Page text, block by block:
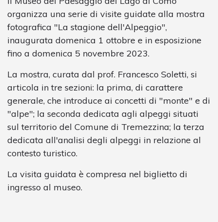
organizza una serie di visite guidate alla mostra
fotografica "La stagione dell'Alpeggio",
inaugurata domenica 1 ottobre e in esposizione
fino a domenica 5 novembre 2023.
La mostra, curata dal prof. Francesco Soletti, si
articola in tre sezioni: la prima, di carattere
generale, che introduce ai concetti di "monte" e di
"alpe"; la seconda dedicata agli alpeggi situati
sul territorio del Comune di Tremezzina; la terza
dedicata all'analisi degli alpeggi in relazione al
contesto turistico.
La visita guidata è compresa nel biglietto di
ingresso al museo.